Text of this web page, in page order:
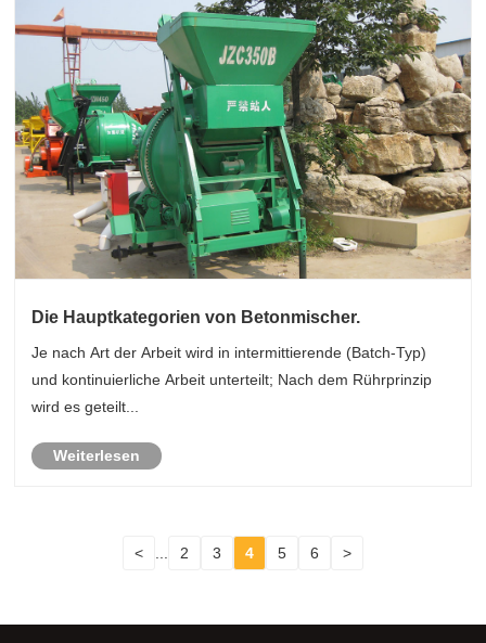
Die Hauptkategorien von Betonmischer.
Je nach Art der Arbeit wird in intermittierende (Batch-Typ)
und kontinuierliche Arbeit unterteilt; Nach dem Rührprinzip
wird es geteilt...
Weiterlesen
< 2 3 4 5 6 >